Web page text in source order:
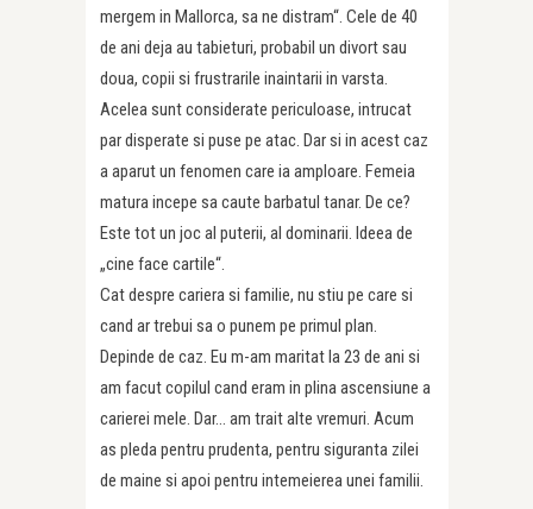
mergem in Mallorca, sa ne distram“. Cele de 40
de ani deja au tabieturi, probabil un divort sau
doua, copii si frustrarile inaintarii in varsta.
Acelea sunt considerate periculoase, intrucat
par disperate si puse pe atac. Dar si in acest caz
a aparut un fenomen care ia amploare. Femeia
matura incepe sa caute barbatul tanar. De ce?
Este tot un joc al puterii, al dominarii. Ideea de
„cine face cartile“.
Cat despre cariera si familie, nu stiu pe care si
cand ar trebui sa o punem pe primul plan.
Depinde de caz. Eu m-am maritat la 23 de ani si
am facut copilul cand eram in plina ascensiune a
carierei mele. Dar… am trait alte vremuri. Acum
as pleda pentru prudenta, pentru siguranta zilei
de maine si apoi pentru intemeierea unei familii.